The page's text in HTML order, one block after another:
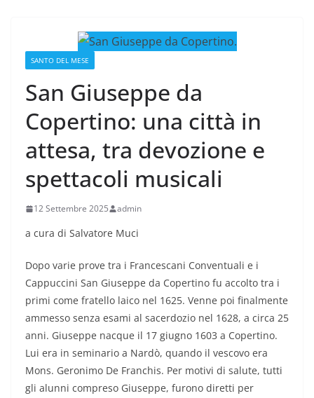
SANTO DEL MESE
San Giuseppe da
Copertino: una città in
attesa, tra devozione e
spettacoli musicali
12 Settembre 2025 admin
a cura di Salvatore Muci
Dopo varie prove tra i Francescani Conventuali e i
Cappuccini San Giuseppe da Copertino fu accolto tra i
primi come fratello laico nel 1625. Venne poi finalmente
ammesso senza esami al sacerdozio nel 1628, a circa 25
anni. Giuseppe nacque il 17 giugno 1603 a Copertino.
Lui era in seminario a Nardò, quando il vescovo era
Mons. Geronimo De Franchis. Per motivi di salute, tutti
gli alunni compreso Giuseppe, furono diretti per